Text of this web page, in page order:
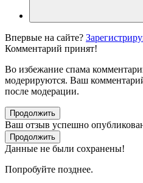
Впервые на сайте?
Комментарий принят!
Во избежание спама
модерируются. Ваш
после модерации.
Продолжить
Ваш отзыв успешно
Продолжить
Данные не были сохранены!
Попробуйте позднее.